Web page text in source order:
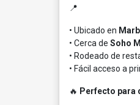
📍
• Ubicado en
• Cerca de Soho
• Rodeado de
• Fácil acceso a
🔥 Perfecto para